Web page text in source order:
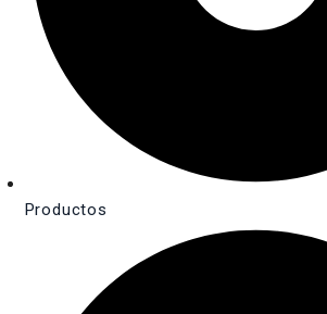
Productos